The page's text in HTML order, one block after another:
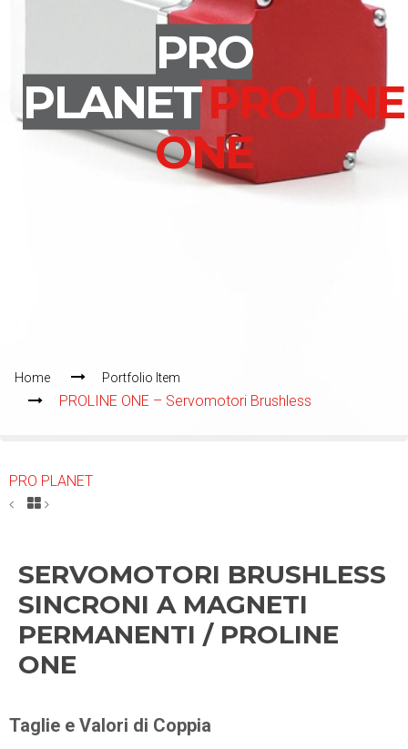
PRO
PLANETPROLINE
ONE
Home Portfolio Item
PROLINE ONE – Servomotori Brushless
PRO PLANET
SERVOMOTORI BRUSHLESS
SINCRONI A MAGNETI
PERMANENTI / PROLINE
ONE
Taglie e Valori di Coppia